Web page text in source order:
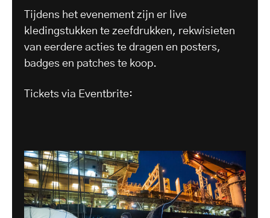
Tijdens het evenement zijn er live
kledingstukken te zeefdrukken, rekwisieten
van eerdere acties te dragen en posters,
badges en patches te koop.
Tickets via Eventbrite: